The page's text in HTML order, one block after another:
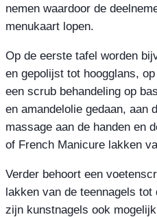
nemen waardoor de
menukaart lopen.
Op de eerste tafel worden
en gepolijst tot hoogglans,
een scrub behandeling op
en amandelolie gedaan, aan
massage aan de handen en
of French Manicure lakken
Verder behoort een
lakken van de teennagels
zijn kunstnagels ook